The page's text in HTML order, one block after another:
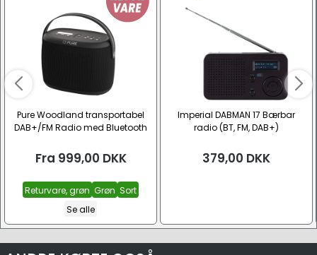
Pure Woodland transportabel
DAB+/FM Radio med Bluetooth
Fra 999,00 DKK
Returvare, grøn Grøn Sort
Se alle
Imperial DABMAN 17 Bærbar
radio (BT, FM, DAB+)
379,00 DKK